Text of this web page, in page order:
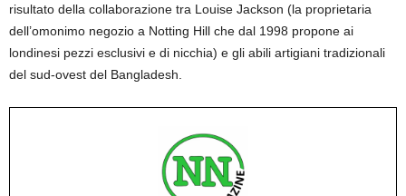
risultato della collaborazione tra Louise Jackson (la proprietaria
dell’omonimo negozio a Notting Hill che dal 1998 propone ai
londinesi pezzi esclusivi e di nicchia) e gli abili artigiani tradizionali
del sud-ovest del Bangladesh.